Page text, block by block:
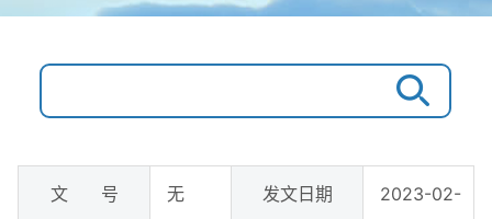
文 号 无 发文日期
2023-02-